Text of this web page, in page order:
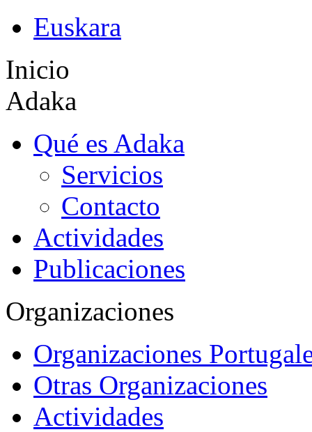
Euskara
Inicio
Adaka
Qué es Adaka
Servicios
Contacto
Actividades
Publicaciones
Organizaciones
Organizaciones
Otras Organizaciones
Actividades